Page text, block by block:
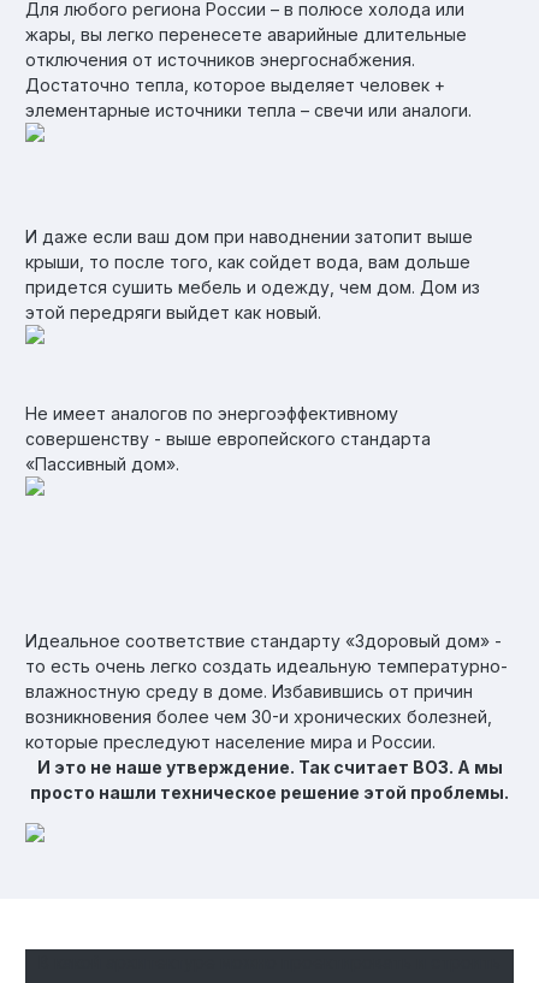
Для любого региона России – в полюсе холода или
жары, вы легко перенесете аварийные длительные
отключения от источников энергоснабжения.
Достаточно тепла, которое выделяет человек +
элементарные источники тепла – свечи или аналоги.
И даже если ваш дом при наводнении затопит выше
крыши, то после того, как сойдет вода, вам дольше
придется сушить мебель и одежду, чем дом. Дом из
этой передряги выйдет как новый.
Не имеет аналогов по энергоэффективному
совершенству - выше европейского стандарта
«Пассивный дом».
Идеальное соответствие стандарту «Здоровый дом» -
то есть очень легко создать идеальную температурно-
влажностную среду в доме. Избавившись от причин
возникновения более чем 30-и хронических болезней,
которые преследуют население мира и России.
И это не наше утверждение. Так считает ВОЗ. А мы
просто нашли техническое решение этой проблемы.